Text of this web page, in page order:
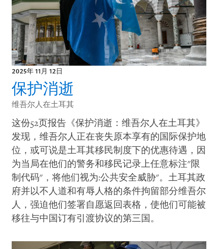
2025年 11月 12日
保护消逝
维吾尔人在土耳其
这份52页报告《保护消逝：维吾尔人在土耳其》
发现，维吾尔人正在丧失原本享有的国际保护地
位，或可说是土耳其移民制度下的优惠待遇，因
为当局在他们的警务和移民记录上任意标注"限
制代码"，将他们视为:公共安全威胁"。土耳其政
府并以不人道和有辱人格的条件拘留部分维吾尔
人，强迫他们签署自愿返回表格，使他们可能被
移往与中国订有引渡协议的第三国。